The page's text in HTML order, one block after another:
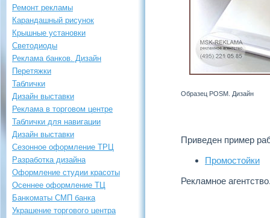
Ремонт рекламы
Карандашный рисунок
Крышные установки
Светодиоды
Реклама банков. Дизайн
Перетяжки
Таблички
Дизайн выставки
Реклама в торговом центре
Таблички для навигации
Дизайн выставки
Сезонное оформление ТРЦ
Разработка дизайна
Оформление студии красоты
Осеннее оформление ТЦ
Банкоматы СМП банка
Украшение торгового центра
Образец POSM. Дизайн
Приведен пример
Промостойки
Рекламное